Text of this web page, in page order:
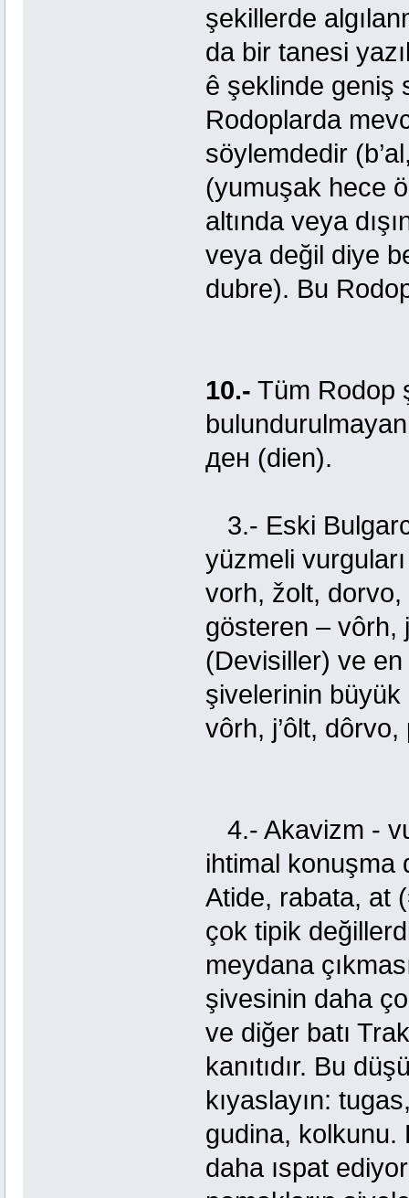
şekillerde
da bir tanesi
ê şeklinde geniş
Rodoplarda
söylemdedir
(yumuşak hece
altında veya
veya değil diye
dubre). Bu
10.- Tüm Rodop
ден (dien).
3.- Eski
yüzmeli
vorh, žolt,
gösteren – vôrh,
(Devisiller) ve
şivelerinin büyük
vôrh, j’ôlt, dôrvо,
4.- Akavizm -
ihtimal konuşma
Atide, rabata, at
çok tipik
meydana
şivesinin daha
ve diğer batı
kanıtıdır. Bu
kıyaslayın:
gudina, kolkunu.
daha ıspat